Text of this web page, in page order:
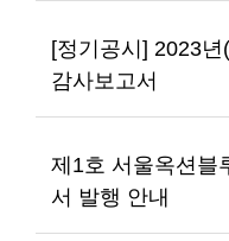
[정기공시] 2023
감사보고서
제1호 서울옥션블
서 발행 안내